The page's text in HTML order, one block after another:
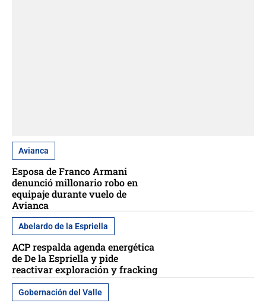
Avianca
Esposa de Franco Armani
denunció millonario robo en
equipaje durante vuelo de
Avianca
Abelardo de la Espriella
ACP respalda agenda energética
de De la Espriella y pide
reactivar exploración y fracking
Gobernación del Valle